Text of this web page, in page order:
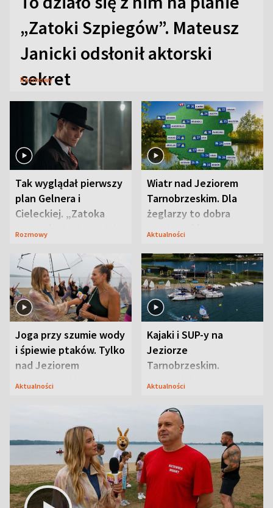
„Zatoki Szpiegów”. Mateusz
Janicki odsłonił aktorski
sekret
Rozmowy
Tak wyglądał pierwszy
plan Gelnera i
Cieleckiej. „Zatoka
szpiegów” od razu ich
Rozmowy
Wiatr nad Jeziorem
Tarnobrzeskim. Dla
żeglarzy to dobra
wiadomość
Aktualności
Joga przy szumie wody
i śpiewie ptaków. Tylko
nad Jeziorem
Tarnobrzeskim
Aktualności
Kajaki i SUP-y na
Jeziorze
Tarnobrzeskim.
Przyrodnicy zwracają
Aktualności